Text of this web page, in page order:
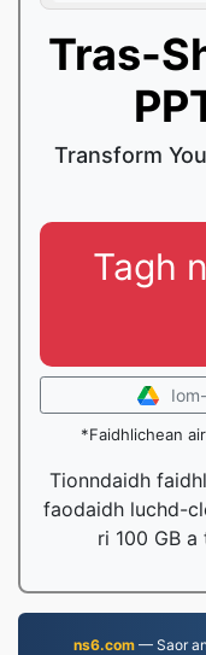
Tras-
Transform
Tagh
*Faidhlichean
Tionndaidh
faodaidh luchd-
ri 100 GB
ns6.com— Saor